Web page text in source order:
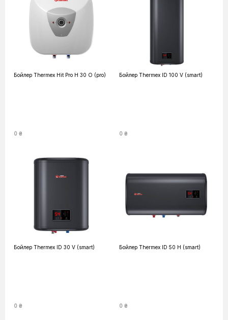
Бойлер Thermex Hit Pro H 30 O (pro)
0 ₴
Бойлер Thermex ID 100 V (smart)
0 ₴
Бойлер Thermex ID 30 V (smart)
0 ₴
Бойлер Thermex ID 50 H (smart)
0 ₴